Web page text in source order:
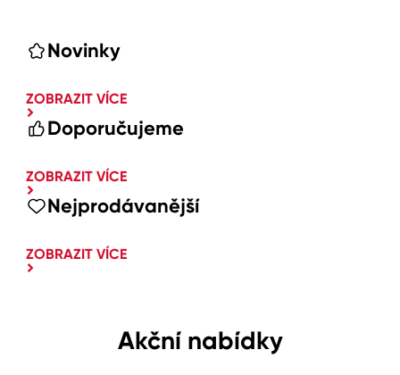
Novinky
ZOBRAZIT VÍCE
Doporučujeme
ZOBRAZIT VÍCE
Nejprodávanější
ZOBRAZIT VÍCE
Akční nabídky